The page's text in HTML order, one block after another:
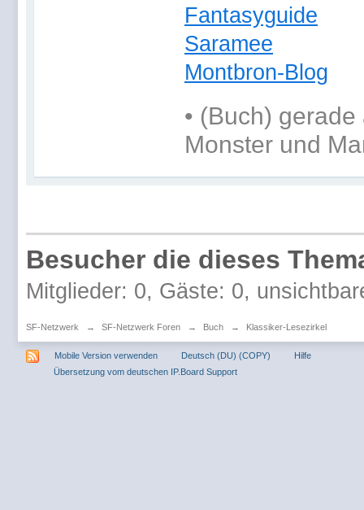
Fantasyguide
Saramee
Montbron-Blog
• (Buch) gerade
Monster und
Besucher die dieses
Mitglieder: 0, Gäste: 0,
SF-Netzwerk → SF-Netzwerk Foren → Buch → Klassiker-Lesezirkel
Mobile Version verwenden Deutsch (DU) (COPY)
Hilfe
Übersetzung vom deutschen IP.Board Support